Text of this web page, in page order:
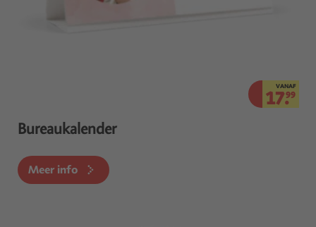
VANAF
17.99
Bureaukalender
Meer info